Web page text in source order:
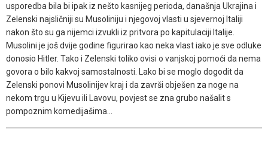
usporedba bila bi ipak iz nešto kasnijeg perioda, današnja Ukrajina i
Zelenski najsličniji su Musoliniju i njegovoj vlasti u sjevernoj Italiji
nakon što su ga nijemci izvukli iz pritvora po kapitulaciji Italije.
Musolini je još dvije godine figurirao kao neka vlast iako je sve odluke
donosio Hitler. Tako i Zelenski toliko ovisi o vanjskoj pomoći da nema
govora o bilo kakvoj samostalnosti. Lako bi se moglo dogodit da
Zelenski ponovi Musolinijev kraj i da završi obješen za noge na
nekom trgu u Kijevu ili Lavovu, povjest se zna grubo našalit s
pompoznim komedijašima...